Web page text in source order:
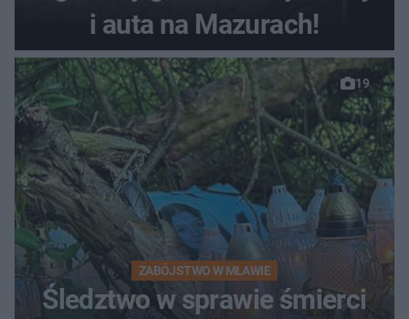
i auta na Mazurach!
19
ZABÓJSTWO W MŁAWIE
Śledztwo w sprawie śmierci